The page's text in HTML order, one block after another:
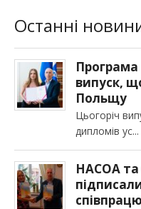
Останні
випуск,
Польщу
Цьогоріч
дипломів ус
НАСОА та